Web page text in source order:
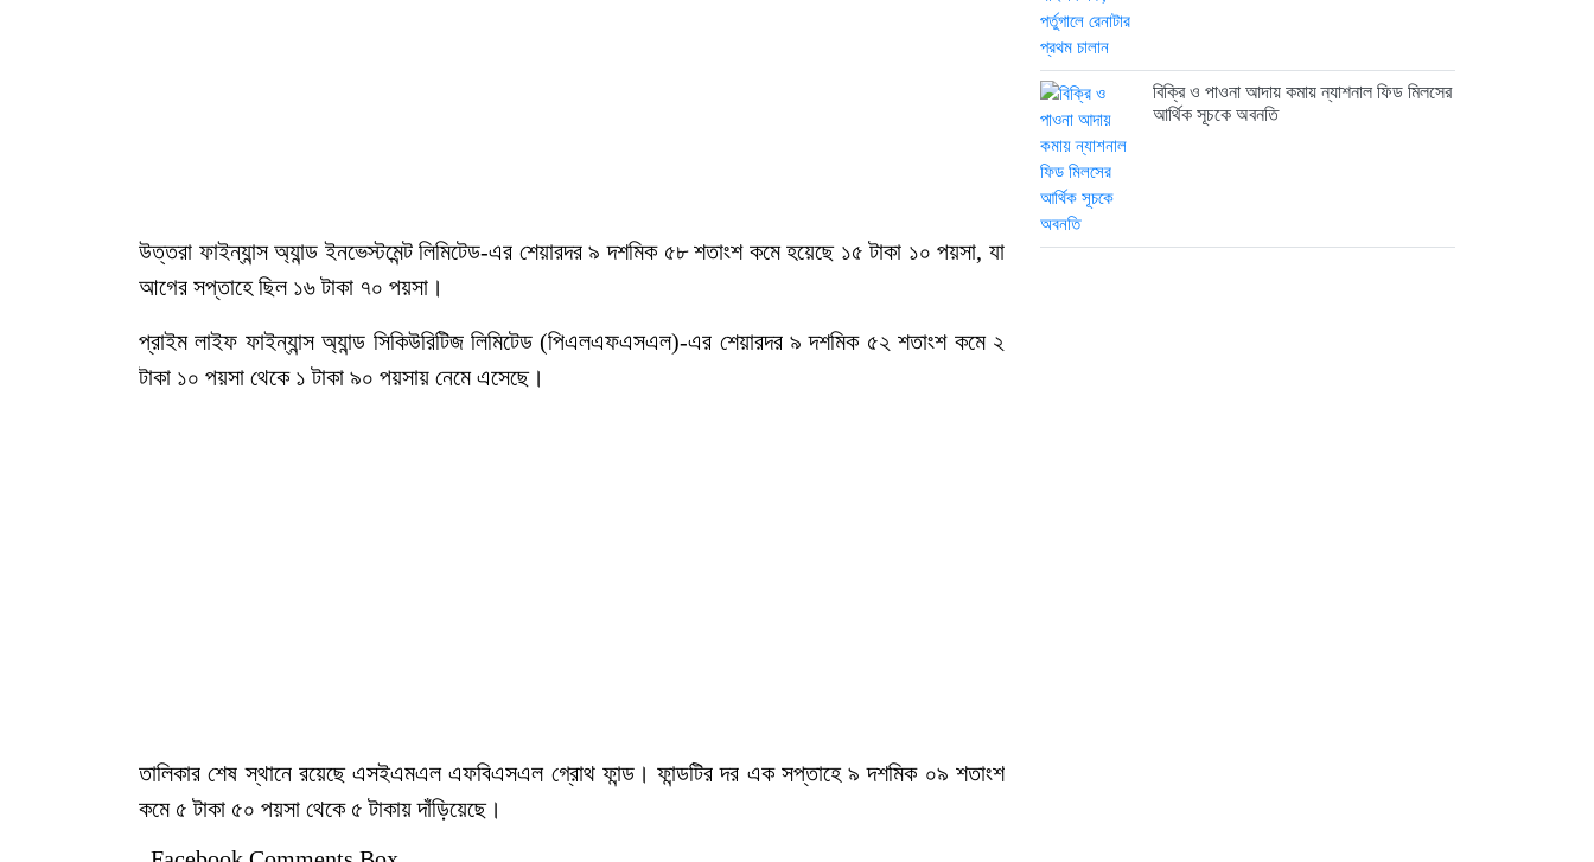
উত্তরা ফাইন্যান্স অ্যান্ড ইনভেস্টমেন্ট লিমিটেড-এর শেয়ারদর ৯ দশমিক ৫৮ শতাংশ কমে হয়েছে ১৫ টাকা ১০ পয়সা, যা
আগের সপ্তাহে ছিল ১৬ টাকা ৭০ পয়সা।
প্রাইম লাইফ ফাইন্যান্স অ্যান্ড সিকিউরিটিজ লিমিটেড (পিএলএফএসএল)-এর শেয়ারদর ৯ দশমিক ৫২ শতাংশ কমে ২
টাকা ১০ পয়সা থেকে ১ টাকা ৯০ পয়সায় নেমে এসেছে।
তালিকার শেষ স্থানে রয়েছে এসইএমএল এফবিএসএল গ্রোথ ফান্ড। ফান্ডটির দর এক সপ্তাহে ৯ দশমিক ০৯ শতাংশ
কমে ৫ টাকা ৫০ পয়সা থেকে ৫ টাকায় দাঁড়িয়েছে।
বিক্রি ও পাওনা আদায় কমায় ন্যাশনাল ফিড মিলসের
আর্থিক সূচকে অবনতি